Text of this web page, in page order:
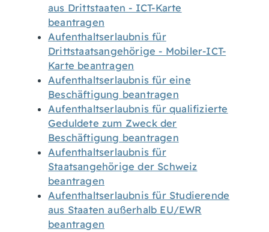
aus Drittstaaten - ICT-Karte
beantragen
Aufenthaltserlaubnis für
Drittstaatsangehörige - Mobiler-ICT-
Karte beantragen
Aufenthaltserlaubnis für eine
Beschäftigung beantragen
Aufenthaltserlaubnis für qualifizierte
Geduldete zum Zweck der
Beschäftigung beantragen
Aufenthaltserlaubnis für
Staatsangehörige der Schweiz
beantragen
Aufenthaltserlaubnis für Studierende
aus Staaten außerhalb EU/EWR
beantragen